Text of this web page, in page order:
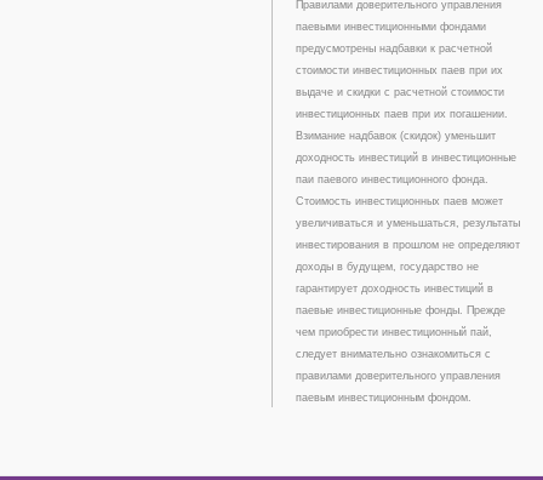
Правилами доверительного управления
паевыми инвестиционными фондами
предусмотрены надбавки к расчетной
стоимости инвестиционных паев при их
выдаче и скидки с расчетной стоимости
инвестиционных паев при их погашении.
Взимание надбавок (скидок) уменьшит
доходность инвестиций в инвестиционные
паи паевого инвестиционного фонда.
Стоимость инвестиционных паев может
увеличиваться и уменьшаться, результаты
инвестирования в прошлом не определяют
доходы в будущем, государство не
гарантирует доходность инвестиций в
паевые инвестиционные фонды. Прежде
чем приобрести инвестиционный пай,
следует внимательно ознакомиться с
правилами доверительного управления
паевым инвестиционным фондом.